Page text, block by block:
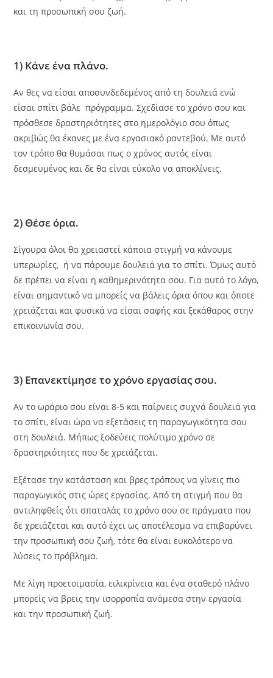
και τη προσωπική σου ζωή.
1) Κάνε ένα πλάνο.
Αν θες να είσαι αποσυνδεδεμένος από τη δουλειά ενώ
είσαι σπίτι βάλε πρόγραμμα. Σχεδίασε το χρόνο σου και
πρόσθεσε δραστηριότητες στο ημερολόγιο σου όπως
ακριβώς θα έκανες με ένα εργασιακό ραντεβού. Με αυτό
τον τρόπο θα θυμάσαι πως ο χρόνος αυτός είναι
δεσμευμένος και δε θα είναι εύκολο να αποκλίνεις.
2) Θέσε όρια.
Σίγουρα όλοι θα χρειαστεί κάποια στιγμή να κάνουμε
υπερωρίες, ή να πάρουμε δουλειά για το σπίτι. Όμως αυτό
δε πρέπει να είναι η καθημερινότητα σου. Για αυτό το λόγο,
είναι σημαντικό να μπορείς να βάλεις όρια όπου και όποτε
χρειάζεται και φυσικά να είσαι σαφής και ξεκάθαρος στην
επικοινωνία σου.
3) Επανεκτίμησε το χρόνο εργασίας σου.
Αν το ωράριο σου είναι 8-5 και παίρνεις συχνά δουλειά για
το σπίτι, είναι ώρα να εξετάσεις τη παραγωγικότητα σου
στη δουλειά. Μήπως ξοδεύεις πολύτιμο χρόνο σε
δραστηριότητες που δε χρειάζεται.
Εξέτασε την κατάσταση και βρες τρόπους να γίνεις πιο
παραγωγικός στις ώρες εργασίας. Από τη στιγμή που θα
αντιληφθείς ότι σπαταλάς το χρόνο σου σε πράγματα που
δε χρειάζεται και αυτό έχει ως αποτέλεσμα να επιβαρύνει
την προσωπική σου ζωή, τότε θα είναι ευκολότερο να
λύσεις το πρόβλημα.
Με λίγη προετοιμασία, ειλικρίνεια και ένα σταθερό πλάνο
μπορείς να βρεις την ισορροπία ανάμεσα στην εργασία
και την προσωπική ζωή.